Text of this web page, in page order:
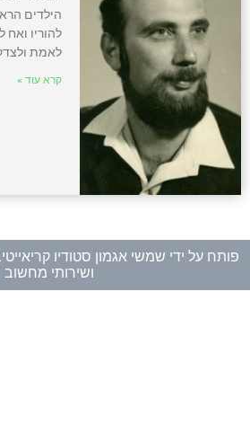
הילדים
להוריו ואח
לאמת
קרא עוד »
פותח על ידי שמשי אגמון סטודיו
ושירותי מחשוב